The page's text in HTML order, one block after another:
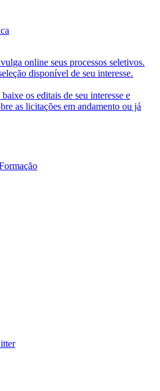
online seus processos seletivos.
disponível de seu interesse.
os editais de seu interesse e
as licitações em andamento ou já